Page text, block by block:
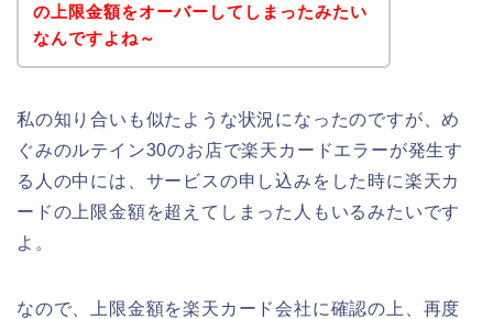
の上限金額をオーバーしてしまったみたい
なんですよね～
私の知り合いも似たような状況になったのですが、め
ぐみのルテイン30のお店で楽天カードエラーが発生す
る人の中には、サービスの申し込みをした時に楽天カ
ードの上限金額を超えてしまった人もいるみたいです
よ。
なので、上限金額を楽天カード会社に確認の上、再度